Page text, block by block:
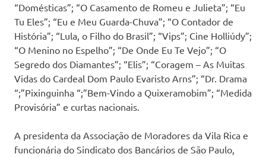
“Domésticas”; “O Casamento de Romeu e Julieta”; “Eu
Tu Eles”; “Eu e Meu Guarda-Chuva”; “O Contador de
História”; “Lula, o Filho do Brasil”; “Vips”; Cine Holliúdy”;
“O Menino no Espelho”; “De Onde Eu Te Vejo”; “O
Segredo dos Diamantes”; “Elis”; “Coragem – As Muitas
Vidas do Cardeal Dom Paulo Evaristo Arns”; “Dr. Drama
“;”Pixinguinha “;”Bem-Vindo a Quixeramobim”; “Medida
Provisória” e curtas nacionais.
A presidenta da Associação de Moradores da Vila Rica e
funcionária do Sindicato dos Bancários de São Paulo,